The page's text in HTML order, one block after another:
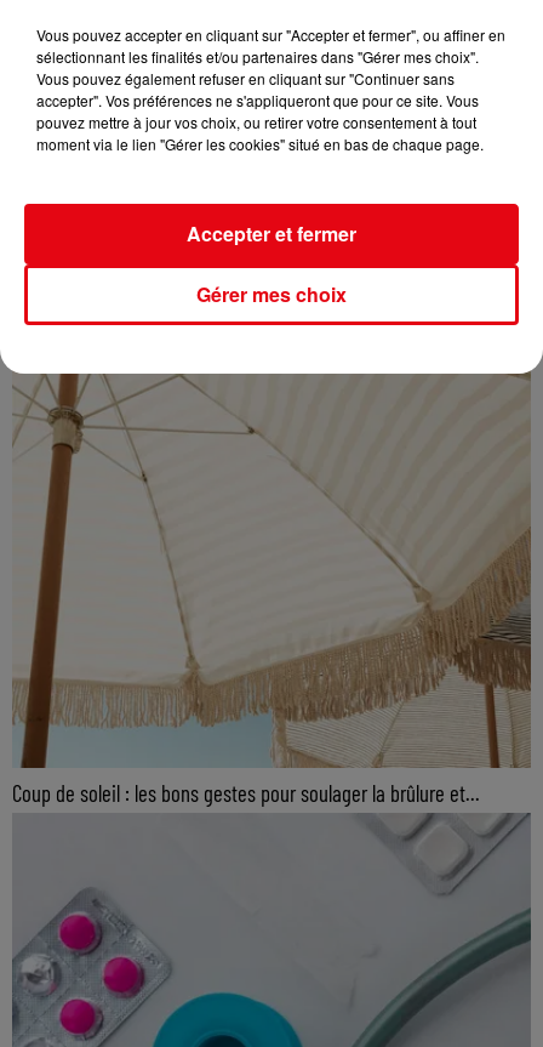
Éclipse solaire du 12 août : où l’observer entre Cannes et Nice et...
Coup de soleil : les bons gestes pour soulager la brûlure et...
Vous pouvez accepter en cliquant sur "Accepter et fermer", ou affiner en
sélectionnant les finalités et/ou partenaires dans "Gérer mes choix".
Vous pouvez également refuser en cliquant sur "Continuer sans
accepter". Vos préférences ne s'appliqueront que pour ce site. Vous
pouvez mettre à jour vos choix, ou retirer votre consentement à tout
moment via le lien "Gérer les cookies" situé en bas de chaque page.
Gérer mes choix
Accepter et fermer